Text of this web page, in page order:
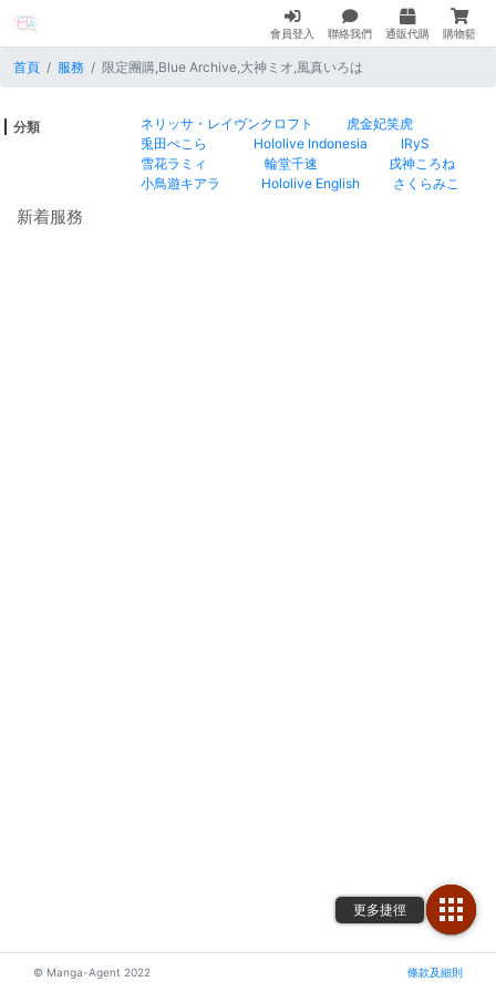
會員登入 聯絡我們 通販代購 購物籃
首頁 服務 限定團購,Blue Archive,大神ミオ,風真いろは
分類 ネリッサ・レイヴンクロフト
虎金妃笑虎
兎田ぺこら
Hololive Indonesia
IRyS
雪花ラミィ
輪堂千速
戌神ころね
小鳥遊キアラ
Hololive English さくらみこ
新着服務
條款及細則
© Manga-Agent 2022